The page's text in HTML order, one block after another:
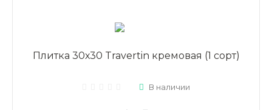
Плитка 30х30 Travertin кремовая (1 сорт)
В наличии